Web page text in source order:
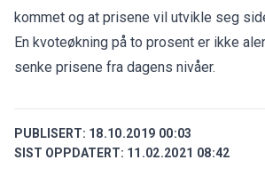
kommet og at prisene vil utvikle seg
En kvoteøkning på to prosent er ikke
senke prisene fra dagens nivåer.
PUBLISERT: 18.10.2019 00:03
SIST OPPDATERT: 11.02.2021 08:42